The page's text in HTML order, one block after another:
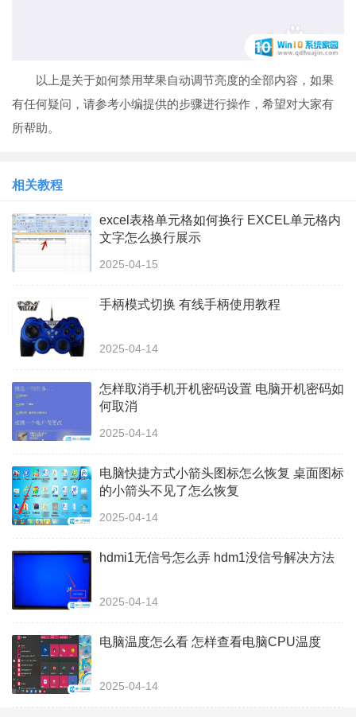
以上是关于如何禁用苹果自动调节亮度的全部内容，如果
有任何疑问，请参考小编提供的步骤进行操作，希望对大家有
所帮助。
相关教程
excel表格单元格如何换行 EXCEL单元格内
文字怎么换行展示
2025-04-15
手柄模式切换 有线手柄使用教程
2025-04-14
怎样取消手机开机密码设置 电脑开机密码如
何取消
2025-04-14
电脑快捷方式小箭头图标怎么恢复 桌面图标
的小箭头不见了怎么恢复
2025-04-14
hdmi1无信号怎么弄 hdm1没信号解决方法
2025-04-14
电脑温度怎么看 怎样查看电脑CPU温度
2025-04-14